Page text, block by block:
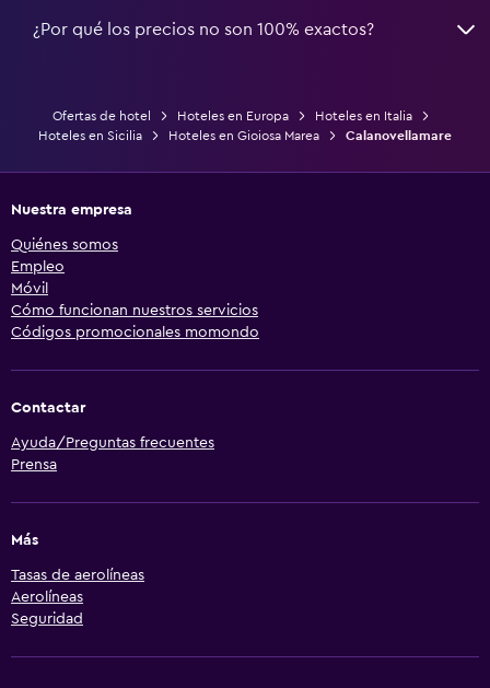
¿Por qué los precios no son 100% exactos?
Ofertas de hotel Hoteles en Europa
Hoteles en Italia
Hoteles en Sicilia
Hoteles en Gioiosa Marea Calanovellamare
Nuestra empresa
Quiénes somos
Empleo
Móvil
Cómo funcionan nuestros servicios
Códigos promocionales momondo
Contactar
Ayuda/Preguntas frecuentes
Prensa
Más
Tasas de aerolíneas
Aerolíneas
Seguridad